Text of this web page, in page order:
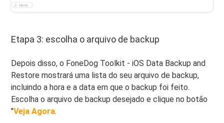
Etapa 3: escolha o arquivo de backup
Depois disso, o FoneDog Toolkit - iOS Data Backup and
Restore mostrará uma lista do seu arquivo de backup,
incluindo a hora e a data em que o backup foi feito.
Escolha o arquivo de backup desejado e clique no botão
"Veja Agora.